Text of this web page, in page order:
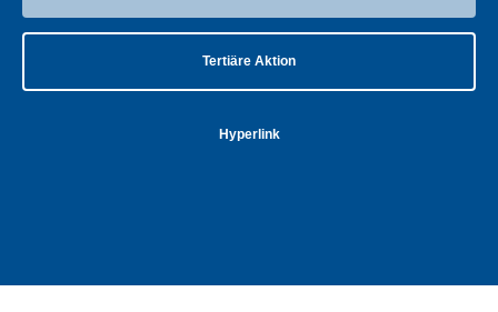
Tertiäre Aktion
Hyperlink